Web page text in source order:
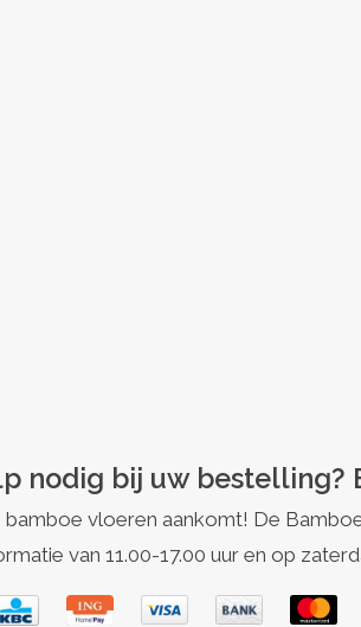
nodig bij uw bestelling?
bamboe vloeren aankomt! De
van 11.00-17.00 uur en op